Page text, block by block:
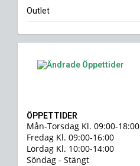
Outlet
ÖPPETTIDER
Mån-Torsdag Kl. 09:00-18:00
Fredag Kl. 09:00-16:00
Lördag Kl. 10:00-14:00
Söndag - Stängt